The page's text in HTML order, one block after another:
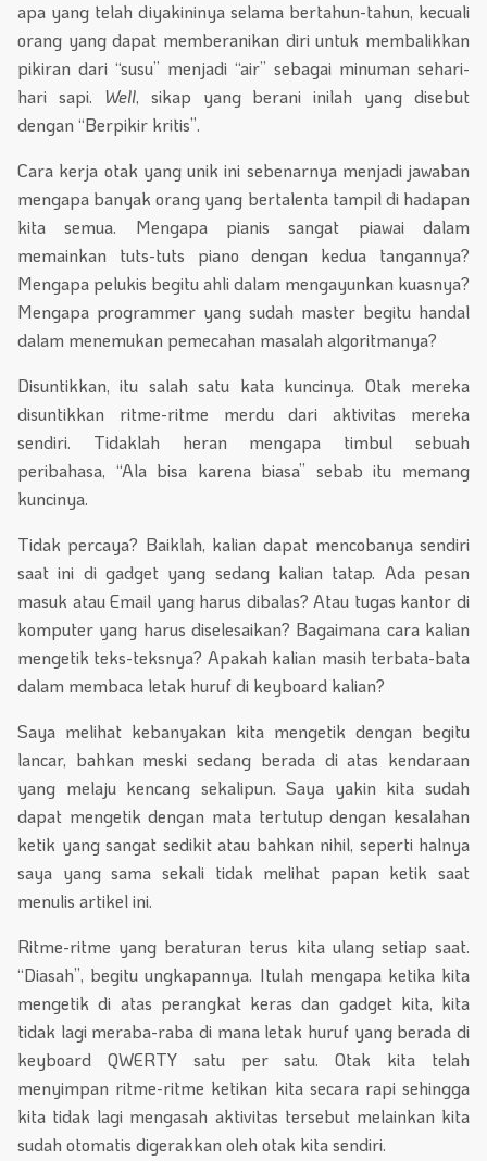
apa yang telah diyakininya selama bertahun-tahun, kecuali
orang yang dapat memberanikan diri untuk membalikkan
pikiran dari “susu” menjadi “air” sebagai minuman sehari-
hari sapi. Well, sikap yang berani inilah yang disebut
dengan “Berpikir kritis”.
Cara kerja otak yang unik ini sebenarnya menjadi jawaban
mengapa banyak orang yang bertalenta tampil di hadapan
kita semua. Mengapa pianis sangat piawai dalam
memainkan tuts-tuts piano dengan kedua tangannya?
Mengapa pelukis begitu ahli dalam mengayunkan kuasnya?
Mengapa programmer yang sudah master begitu handal
dalam menemukan pemecahan masalah algoritmanya?
Disuntikkan, itu salah satu kata kuncinya. Otak mereka
disuntikkan ritme-ritme merdu dari aktivitas mereka
sendiri. Tidaklah heran mengapa timbul sebuah
peribahasa, “Ala bisa karena biasa” sebab itu memang
kuncinya.
Tidak percaya? Baiklah, kalian dapat mencobanya sendiri
saat ini di gadget yang sedang kalian tatap. Ada pesan
masuk atau Email yang harus dibalas? Atau tugas kantor di
komputer yang harus diselesaikan? Bagaimana cara kalian
mengetik teks-teksnya? Apakah kalian masih terbata-bata
dalam membaca letak huruf di keyboard kalian?
Saya melihat kebanyakan kita mengetik dengan begitu
lancar, bahkan meski sedang berada di atas kendaraan
yang melaju kencang sekalipun. Saya yakin kita sudah
dapat mengetik dengan mata tertutup dengan kesalahan
ketik yang sangat sedikit atau bahkan nihil, seperti halnya
saya yang sama sekali tidak melihat papan ketik saat
menulis artikel ini.
Ritme-ritme yang beraturan terus kita ulang setiap saat.
“Diasah”, begitu ungkapannya. Itulah mengapa ketika kita
mengetik di atas perangkat keras dan gadget kita, kita
tidak lagi meraba-raba di mana letak huruf yang berada di
keyboard QWERTY satu per satu. Otak kita telah
menyimpan ritme-ritme ketikan kita secara rapi sehingga
kita tidak lagi mengasah aktivitas tersebut melainkan kita
sudah otomatis digerakkan oleh otak kita sendiri.